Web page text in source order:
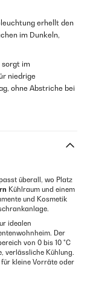
erhellt den
im Dunkeln,
im
niedrige
ohne Abstriche bei
überall, wo Platz
Kühlraum und einem
und Kosmetik
idealen
Der
von 0 bis 10 °C
verlässliche Kühlung.
für kleine Vorräte oder